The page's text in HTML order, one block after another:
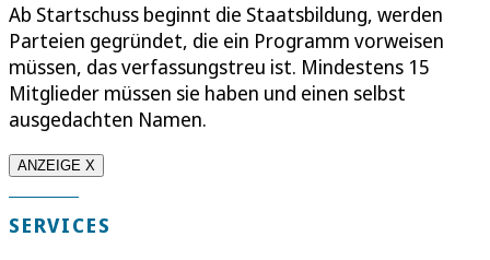
Ab Startschuss beginnt die Staatsbildung, werden
Parteien gegründet, die ein Programm vorweisen
müssen, das verfassungstreu ist. Mindestens 15
Mitglieder müssen sie haben und einen selbst
ausgedachten Namen.
ANZEIGE X
SERVICES